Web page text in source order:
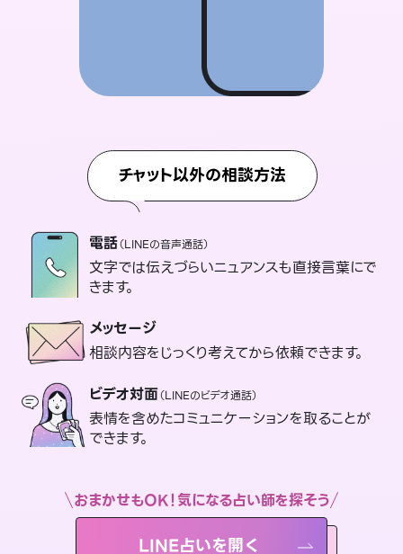
チャット以外の相談方法
電話（LINEの音声通話）
文字では伝えづらいニュアンスも直接言葉にで
きます。
メッセージ
相談内容をじっくり考えてから依頼できます。
ビデオ対面（LINEのビデオ通話）
表情を含めたコミュニケーションを取ることが
できます。
おまかせもOK！気になる占い師を探そう
LINE占いを開く